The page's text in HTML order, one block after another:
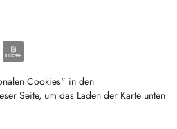
Cookies" in den
Seite, um das Laden der Karte unten